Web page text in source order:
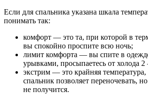
Если для спальника указана шкала
понимать так:
комфорт — это та, при которой в
вы спокойно проспите всю ночь;
лимит комфорта — вы спите в
урывками, просыпаетесь от холода 2
экстрим — это крайняя
спальник позволяет переночевать,
не получится.